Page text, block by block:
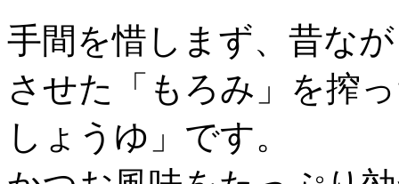
手間を惜しまず、昔な
させた「もろみ」を搾
しょうゆ」です。